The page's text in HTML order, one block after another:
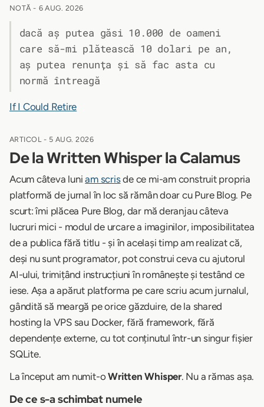
NOTĂ - 6 AUG. 2026
dacă aș putea găsi 10.000 de oameni
care să-mi plătească 10 dolari pe an,
aș putea renunța și să fac asta cu
normă întreagă
If I Could Retire
ARTICOL - 5 AUG. 2026
De la Written Whisper la Calamus
Acum câteva luniam scrisde ce mi-am construit propria
platformă de jurnal în loc să rămân doar cu Pure Blog. Pe
scurt: îmi plăcea Pure Blog, dar mă deranjau câteva
lucruri mici - modul de urcare a imaginilor, imposibilitatea
de a publica fără titlu - și în același timp am realizat că,
deși nu sunt programator, pot construi ceva cu ajutorul
AI-ului, trimițând instrucțiuni în românește și testând ce
iese. Așa a apărut platforma pe care scriu acum jurnalul,
gândită să meargă pe orice găzduire, de la shared
hosting la VPS sau Docker, fără framework, fără
dependențe externe, cu tot conținutul într-un singur fișier
SQLite.
La început am numit-oWritten Whisper. Nu a rămas așa.
De ce s-a schimbat numele